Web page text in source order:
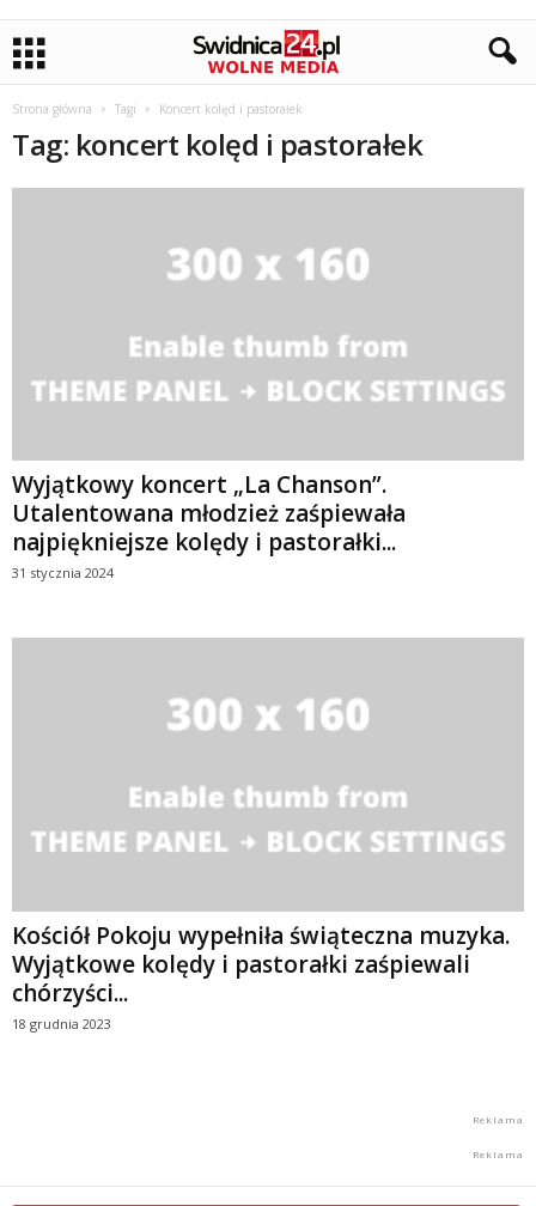
Strona główna Tagi Koncert kolęd i pastorałek
Tag: koncert kolęd i pastorałek
Wyjątkowy koncert „La Chanson”.
Utalentowana młodzież zaśpiewała
najpiękniejsze kolędy i pastorałki...
31 stycznia 2024
Kościół Pokoju wypełniła świąteczna muzyka.
Wyjątkowe kolędy i pastorałki zaśpiewali
chórzyści...
18 grudnia 2023